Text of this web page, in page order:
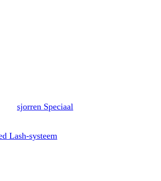
sjorren Speciaal
Lash-systeem